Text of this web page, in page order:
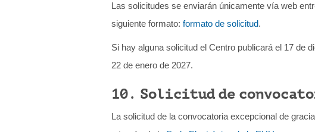
Las solicitudes se enviarán únicamente vía web
siguiente formato: formato de solicitud.
Si hay alguna solicitud el Centro publicará el 17 de
22 de enero de 2027.
10. Solicitud de
La solicitud de la convocatoria excepcional de